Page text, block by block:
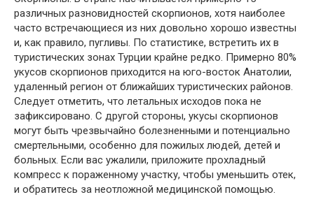
различных разновидностей скорпионов, хотя наиболее
часто встречающиеся из них довольно хорошо известны
и, как правило, пугливы. По статистике, встретить их в
туристических зонах Турции крайне редко. Примерно 80%
укусов скорпионов приходится на юго-восток Анатолии,
удаленный регион от ближайших туристических районов.
Следует отметить, что летальных исходов пока не
зафиксировано. С другой стороны, укусы скорпионов
могут быть чрезвычайно болезненными и потенциально
смертельными, особенно для пожилых людей, детей и
больных. Если вас ужалили, приложите прохладный
компресс к пораженному участку, чтобы уменьшить отек,
и обратитесь за неотложной медицинской помощью.